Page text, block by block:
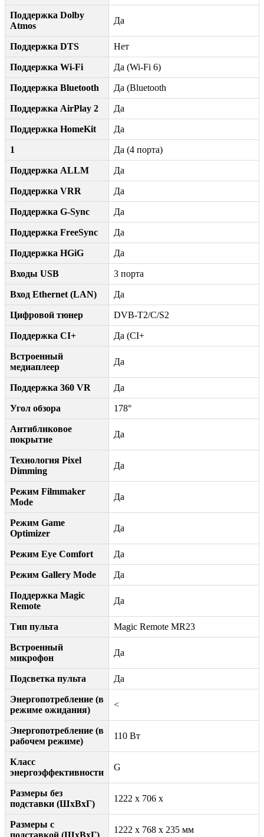
Поддержка Dolby
Atmos
Да
Поддержка DTS Нет
Поддержка Wi-Fi Да (Wi-Fi 6)
Поддержка Bluetooth Да (Bluetooth
Поддержка AirPlay 2 Да
Поддержка HomeKit Да
1 Да (4 порта)
Поддержка ALLM Да
Поддержка VRR Да
Поддержка G-Sync Да
Поддержка FreeSync Да
Поддержка HGiG Да
Входы USB 3 порта
Вход Ethernet (LAN) Да
Цифровой тюнер DVB-T2/C/S2
Поддержка CI+ Да (CI+
Встроенный
медиаплеер
Да
Поддержка 360 VR Да
Угол обзора 178°
Антибликовое
покрытие
Да
Технология Pixel
Dimming
Да
Режим Filmmaker
Mode
Да
Режим Game
Optimizer
Да
Режим Eye Comfort Да
Режим Gallery Mode Да
Поддержка Magic
Remote
Да
Тип пульта Magic Remote MR23
Встроенный
микрофон
Да
Подсветка пульта Да
Энергопотребление (в
режиме ожидания)
<
Энергопотребление (в
рабочем режиме)
110 Вт
Класс
энергоэффективности
G
Размеры без
подставки (ШxВxГ)
1222 x 706 x
Размеры с
подставкой (ШxВxГ)
1222 x 768 x 235 мм